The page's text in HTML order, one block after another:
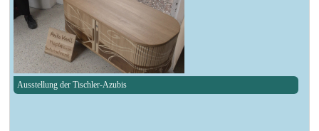
Ausstellung der Tischler-Azubis